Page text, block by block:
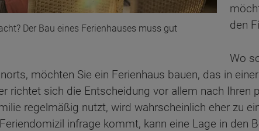
Der Bau eines Ferienhauses muss gut
den
Wo
möchten Sie ein Ferienhaus bauen, das in
richtet sich die Entscheidung vor allem nach Ihren
regelmäßig nutzt, wird wahrscheinlich eher zu
infrage kommt, kann eine Lage in den